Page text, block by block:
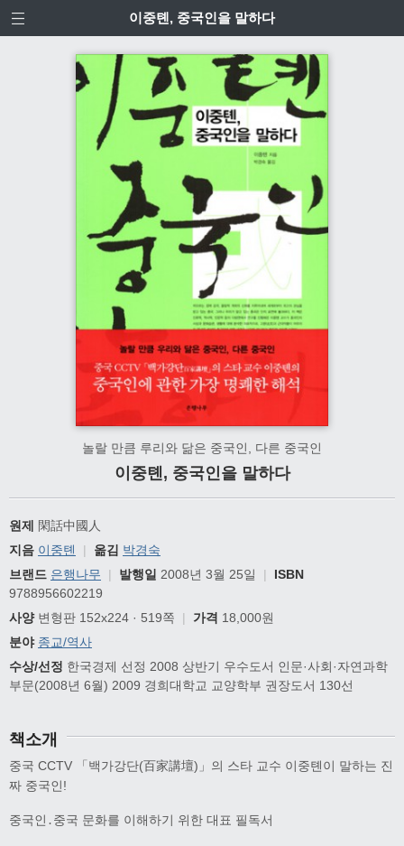
이중톈, 중국인을 말하다
놀랄 만큼 루리와 닮은 중국인, 다른 중국인
이중톈, 중국인을 말하다
원제 閑話中國人
지음 이중톈 | 옮김 박경숙
브랜드 은행나무 | 발행일 2008년 3월 25일 |
ISBN
9788956602219
사양변형판 152x224 · 519쪽 | 가격 18,000원
분야 종교/역사
수상/선정 한국경제 선정 2008 상반기 우수도서 인문·사회·자연과학
부문(2008년 6월) 2009 경희대학교 교양학부 권장도서 130선
책소개
중국 CCTV 「백가강단(百家講壇)」의 스타 교수 이중톈이 말하는 진
짜 중국인!
중국인․중국 문화를 이해하기 위한 대표 필독서